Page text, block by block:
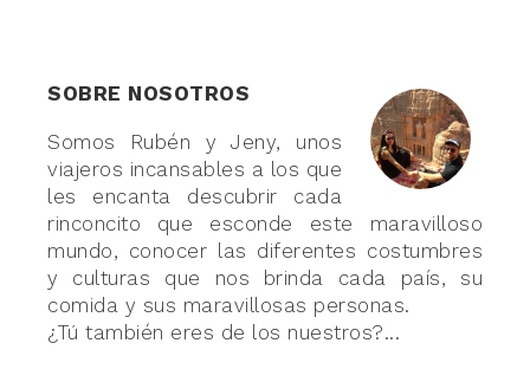
SOBRE NOSOTROS
Somos Rubén y Jeny, unos
viajeros incansables a los que
les encanta descubrir cada
rinconcito que esconde este maravilloso
mundo, conocer las diferentes costumbres
y culturas que nos brinda cada país, su
comida y sus maravillosas personas.
¿Tú también eres de los nuestros?...